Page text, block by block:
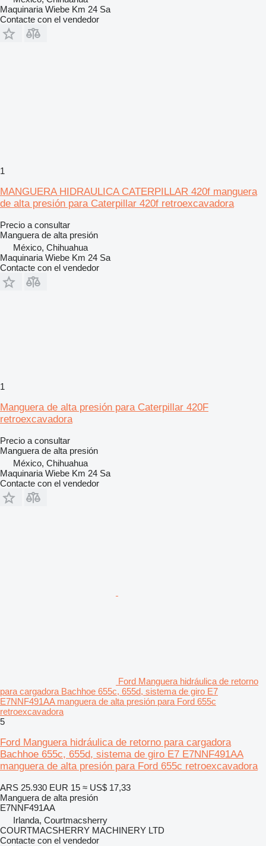
Maquinaria Wiebe Km 24 Sa
Contacte con el vendedor
1
MANGUERA HIDRAULICA CATERPILLAR 420f manguera
de alta presión para Caterpillar 420f retroexcavadora
Precio a consultar
Manguera de alta presión
México, Chihuahua
Maquinaria Wiebe Km 24 Sa
Contacte con el vendedor
1
Manguera de alta presión para Caterpillar 420F
retroexcavadora
Precio a consultar
Manguera de alta presión
México, Chihuahua
Maquinaria Wiebe Km 24 Sa
Contacte con el vendedor
Ford Manguera hidráulica de retorno
para cargadora Bachhoe 655c, 655d, sistema de giro E7
E7NNF491AA manguera de alta presión para Ford 655c
retroexcavadora
5
Ford Manguera hidráulica de retorno para cargadora
Bachhoe 655c, 655d, sistema de giro E7 E7NNF491AA
manguera de alta presión para Ford 655c retroexcavadora
ARS 25.930 EUR 15 ≈ US$ 17,33
Manguera de alta presión
E7NNF491AA
Irlanda, Courtmacsherry
COURTMACSHERRY MACHINERY LTD
Contacte con el vendedor